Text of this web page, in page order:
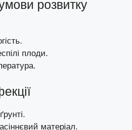
розвитку
плоди.
матеріал.